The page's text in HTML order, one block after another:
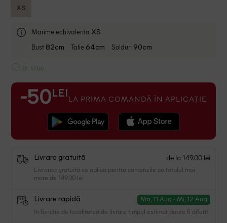
XS
Marime echivalenta XS
Bust 82cm Talie 64cm Solduri 90cm
In stoc
-50 LEI LA PRIMA COMANDĂ ÎN APLICAȚIE
Livrare gratuită de la 149.00 lei
Livrarea gratuită se aplica pentru comenzile cu totalul mai
mare de 149.00 lei
Livrare rapidă Ma, 11 Aug - Mi, 12 Aug
In functie de localitatea de livrare timpul estimat poate fi diferit.